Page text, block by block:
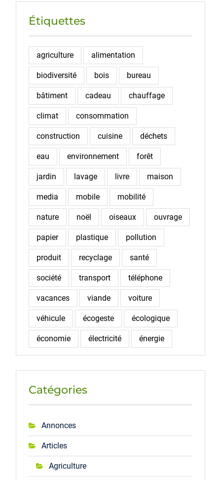
Étiquettes
agriculture alimentation
biodiversité bois bureau
bâtiment cadeau chauffage
climat consommation
construction cuisine déchets
eau environnement forêt
jardin lavage livre maison
media mobile mobilité
nature noël oiseaux ouvrage
papier plastique pollution
produit recyclage santé
société transport téléphone
vacances viande voiture
véhicule écogeste écologique
économie électricité énergie
Catégories
Annonces
Articles
Agriculture